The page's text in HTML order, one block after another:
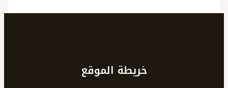
خريطة الموقع